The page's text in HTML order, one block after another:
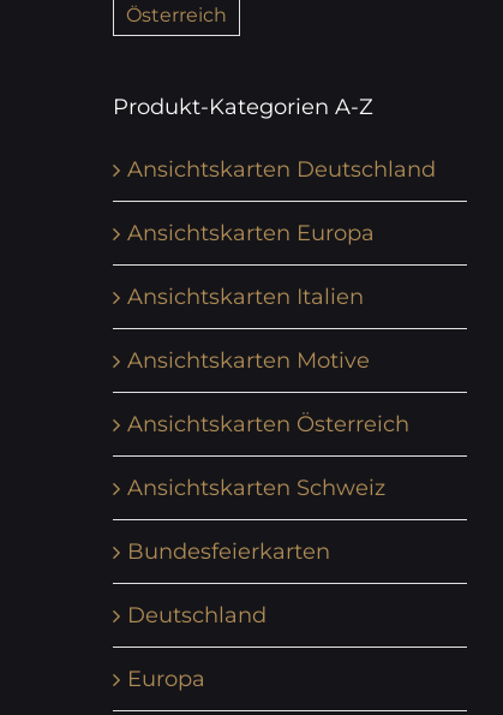
Österreich
Produkt-Kategorien A-Z
Ansichtskarten Deutschland
Ansichtskarten Europa
Ansichtskarten Italien
Ansichtskarten Motive
Ansichtskarten Österreich
Ansichtskarten Schweiz
Bundesfeierkarten
Deutschland
Europa